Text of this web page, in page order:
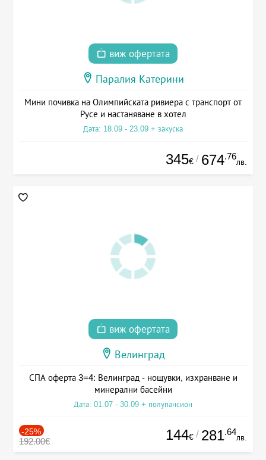
виж офертата
Паралия Катерини
Мини почивка на Олимпийската ривиера с транспорт от
Русе и настаняване в хотел
Дата: 18.09 - 23.09 + закуска
345€ / 674.76
лв.
виж офертата
Велинград
СПА оферта 3=4: Велинград - нощувки, изхранване и
минерални басейни
Дата: 01.07 - 30.09 + полупансион
-25%
192.00€ 144€ / 281.64
лв.